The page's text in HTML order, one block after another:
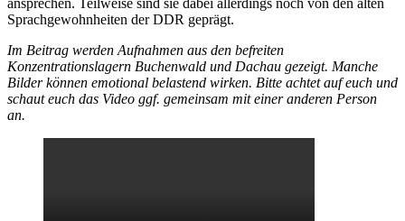
Sprachgewohnheiten der DDR geprägt.
Im Beitrag werden Aufnahmen aus den befreiten
Konzentrationslagern Buchenwald und Dachau gezeigt. Manche
Bilder können emotional belastend wirken. Bitte achtet auf euch und
schaut euch das Video ggf. gemeinsam mit einer anderen Person
an.